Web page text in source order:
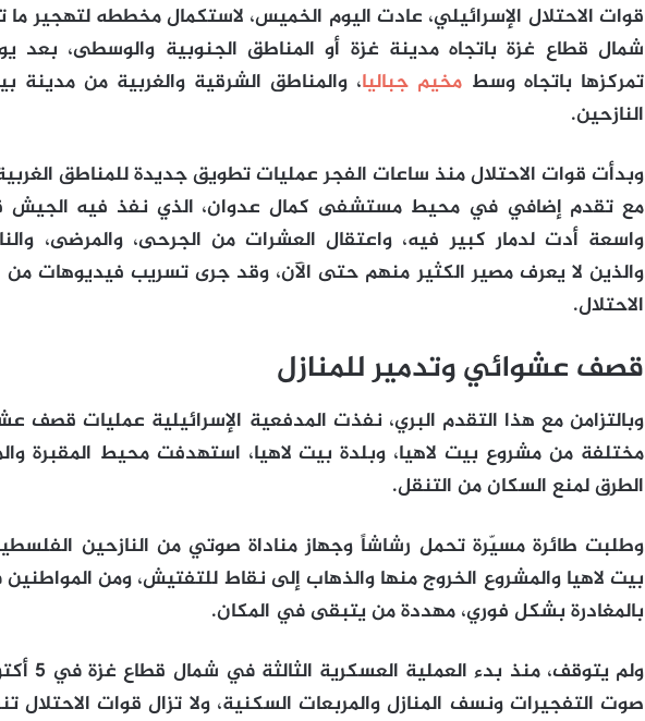
قوات الاحتلال الإسرائيلي، عادت اليوم الخميس، لاستكمال مخططه لتهجير
شمال قطاع غزة باتجاه مدينة غزة أو المناطق الجنوبية والوسطى، بعد
تمركزها باتجاه وسط مخيم جباليا، والمناطق الشرقية والغربية من مدينة
النازحين.
وبدأت قوات الاحتلال منذ ساعات الفجر عمليات تطويق جديدة للمناطق
مع تقدم إضافي في محيط مستشفى كمال عدوان، الذي نفذ فيه الجيش
واسعة أدت لدمار كبير فيه، واعتقال العشرات من الجرحى، والمرضى،
والذين لا يعرف مصير الكثير منهم حتى الآن، وقد جرى تسريب فيديوهات
الاحتلال.
قصف عشوائي وتدمير للمنازل
وبالتزامن مع هذا التقدم البري، نفذت المدفعية الإسرائيلية عمليات
مختلفة من مشروع بيت لاهيا، وبلدة بيت لاهيا، استهدفت محيط المقبرة
الطرق لمنع السكان من التنقل.
وطلبت طائرة مسيّرة تحمل رشاشاً وجهاز مناداة صوتي من النازحين
بيت لاهيا والمشروع الخروج منها والذهاب إلى نقاط للتفتيش، ومن
بالمغادرة بشكل فوري، مهددة من يتبقى في المكان.
ولم
صوت التفجيرات ونسف المنازل والمربعات السكنية، ولا تزال قوات الاحتلال